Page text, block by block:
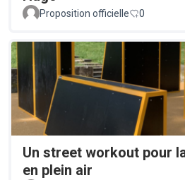
Proposition officielle 0
Un street workout pour
en plein air